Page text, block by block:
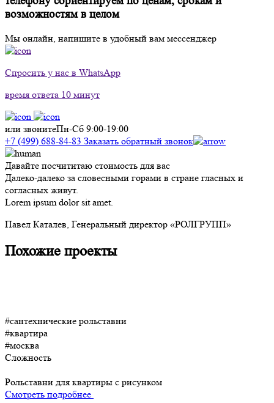
возможностям в целом
Мы онлайн, напишите в удобный вам мессенджер
Спросить у нас в WhatsApp
время ответа 10 минут
или звонитеПн-Сб 9:00-19:00
+7 (499) 688-84-83 Заказать обратный звонок
Давайте посчититаю стоимость для вас
Далеко-далеко за словесными горами в стране гласных и
согласных живут.
Lorem ipsum dolor sit amet.
Павел Каталев, Генеральный директор «РОЛГРУПП»
Похожие проекты
#сантехнические рольставни
#квартира
#москва
Сложность
Рольставни для квартиры c рисунком
Смотреть подробнее